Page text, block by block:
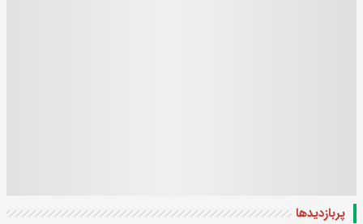
پربازدید‌ها